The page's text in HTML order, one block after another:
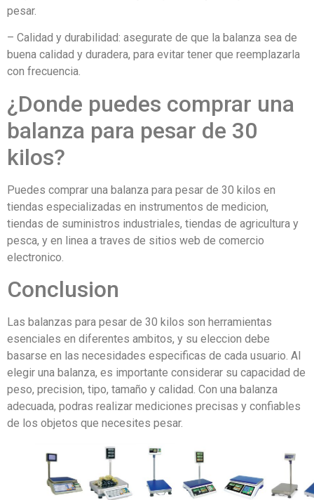
pesar.
– Calidad y durabilidad: asegurate de que la balanza sea de
buena calidad y duradera, para evitar tener que reemplazarla
con frecuencia.
¿Donde puedes comprar una
balanza para pesar de 30
kilos?
Puedes comprar una balanza para pesar de 30 kilos en
tiendas especializadas en instrumentos de medicion,
tiendas de suministros industriales, tiendas de agricultura y
pesca, y en linea a traves de sitios web de comercio
electronico.
Conclusion
Las balanzas para pesar de 30 kilos son herramientas
esenciales en diferentes ambitos, y su eleccion debe
basarse en las necesidades especificas de cada usuario. Al
elegir una balanza, es importante considerar su capacidad de
peso, precision, tipo, tamaño y calidad. Con una balanza
adecuada, podras realizar mediciones precisas y confiables
de los objetos que necesites pesar.